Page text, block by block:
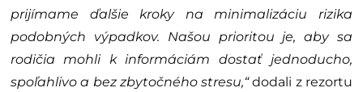
prijímame ďalšie kroky na minimalizáciu rizika
podobných výpadkov. Našou prioritou je, aby sa
rodičia mohli k informáciám dostať jednoducho,
spoľahlivo a bez zbytočného stresu,“dodali z rezortu